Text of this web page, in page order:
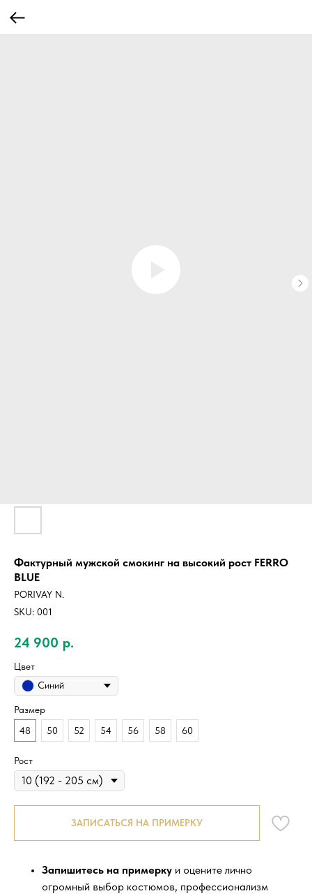
Фактурный мужской смокинг на высокий рост FERRO
BLUE
PORIVAY N.
SKU: 001
24 900 р.
Цвет
Синий
Размер
48
50 52 54 56 58 60
Рост
ЗАПИСАТЬСЯ НА ПРИМЕРКУ
Запишитесь на примерку и оцените лично
огромный выбор костюмов, профессионализм